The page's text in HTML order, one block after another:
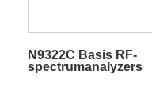
N9322C Basis RF-
spectrumanalyzers